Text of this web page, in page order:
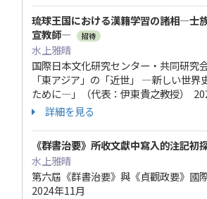
琉球王国における漢籍学習の諸相―士
宣教師―
招待
水上雅晴
国際日本文化研究センター・共同研究
「東アジア」の「近世」 ―新しい世界
ために―」（代表：伊東貴之教授）
詳細を見る
《群書治要》所收文獻中寫入的注記初
水上雅晴
第六屆《群書治要》與《貞觀政要》國
2024年11月